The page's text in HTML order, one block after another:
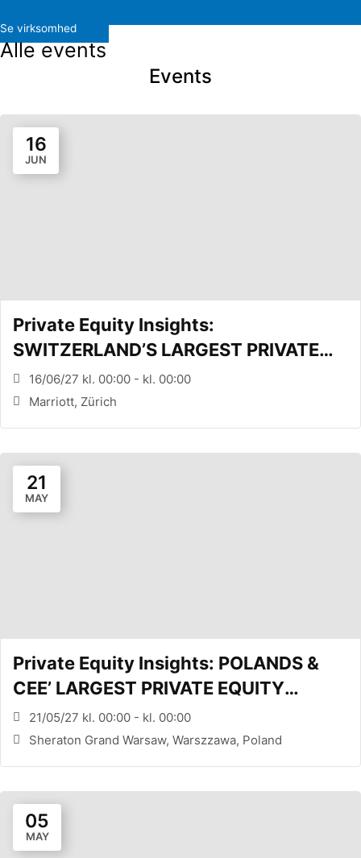
Se virksomhed
Alle events
Events
16
JUN
Private Equity Insights:
SWITZERLAND’S LARGEST PRIVATE
EQUITY CONFERENCE (Zürich, CH)
16/06/27 kl. 00:00 - kl. 00:00
Marriott, Zürich
21
MAY
Private Equity Insights: POLANDS &
CEE’ LARGEST PRIVATE EQUITY
CONFERENCE (WARSAW, PL)
21/05/27 kl. 00:00 - kl. 00:00
Sheraton Grand Warsaw, Warszzawa, Poland
05
MAY